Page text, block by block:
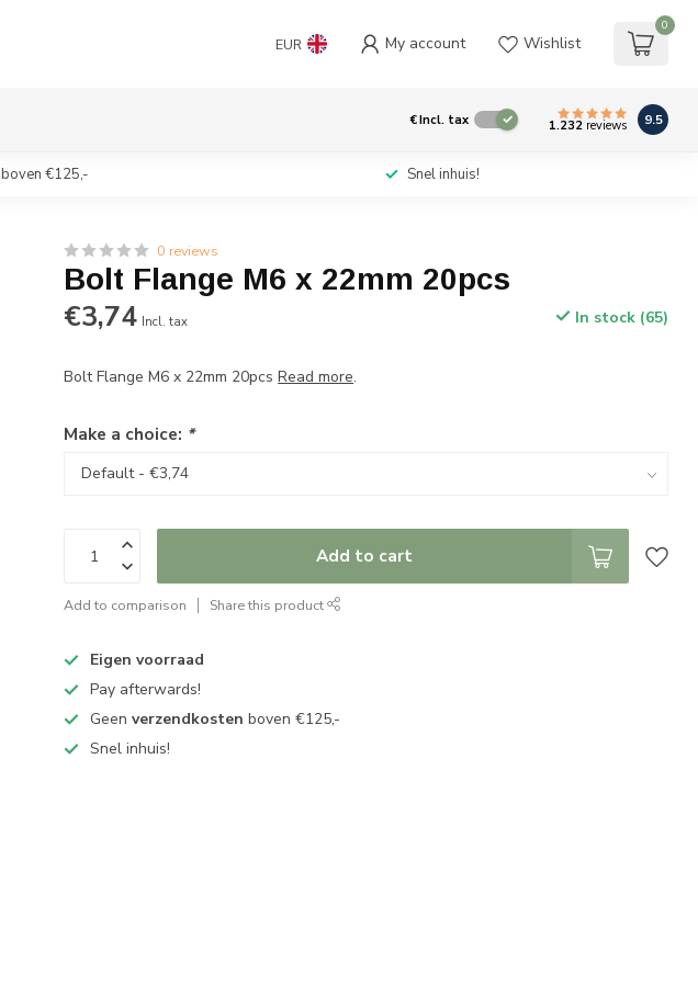
EUR My account Wishlist
0
€Incl. tax 1.232 reviews 9.5
boven €125,- Snel inhuis!
0 reviews
Bolt Flange M6 x 22mm 20pcs
€3,74 Incl. tax In stock (65)
Bolt Flange M6 x 22mm 20pcsRead more.
Make a choice: *
Add to cart
Add to comparison Share this product
Eigen voorraad
Pay afterwards!
Geenverzendkosten boven €125,-
Snel inhuis!